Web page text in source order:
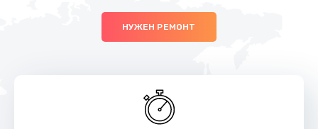
НУЖЕН РЕМОНТ